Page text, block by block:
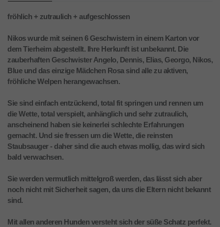
fröhlich + zutraulich + aufgeschlossen
Nikos wurde mit seinen 6 Geschwistern in einem Karton vor
dem Tierheim abgestellt. Ihre Herkunft ist unbekannt. Die
zauberhaften Geschwister Angelo, Dennis, Elias, Georgo, Nikos,
Blue und das einzige Mädchen Rosa sind alle zu aktiven,
fröhliche Welpen herangewachsen.
Sie sind einfach entzückend, total fit springen und rennen um
die Wette, total verspielt, anhänglich und sehr zutraulich,
anscheinend haben sie keinerlei schlechte Erfahrungen
gemacht. Und sie fressen um die Wette, die reinsten
Staubsauger - daher sind die auch etwas mollig, das wird sich
bald verwachsen.
Sie werden vermutlich mittelgroß werden, das lässt sich aber
noch nicht mit Sicherheit sagen, da uns die Eltern nicht bekannt
sind.
Mit allen anderen Hunden versteht sich der süße Schatz perfekt.